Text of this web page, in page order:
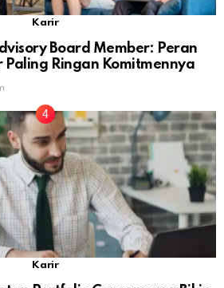
Karir
Board Member: Peran
Paling Ringan Komitmennya
Karir